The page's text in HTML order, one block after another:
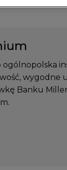
wygodne
Banku